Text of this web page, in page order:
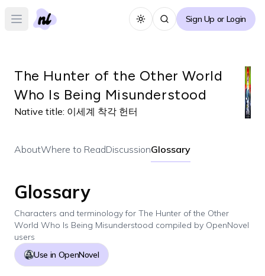
Open main menu Toggle themeSign Up or Login
The Hunter of the Other World
Who Is Being Misunderstood
Native title: 이세계 착각 헌터
AboutWhere to ReadDiscussionGlossary
Glossary
Characters and terminology for The Hunter of the Other
World Who Is Being Misunderstood compiled by OpenNovel
users
Use in OpenNovel